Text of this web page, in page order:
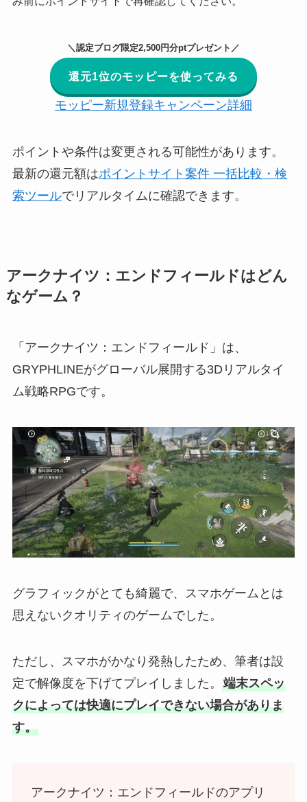
＼認定ブログ限定2,500円分ptプレゼント／
還元1位のモッピーを使ってみる
モッピー新規登録キャンペーン詳細
ポイントや条件は変更される可能性があります。
最新の還元額はポイントサイト案件 一括比較・検
索ツールでリアルタイムに確認できます。
アークナイツ：エンドフィールドはどん
なゲーム？
「アークナイツ：エンドフィールド」は、
GRYPHLINEがグローバル展開する3Dリアルタイ
ム戦略RPGです。
グラフィックがとても綺麗で、スマホゲームとは
思えないクオリティのゲームでした。
ただし、スマホがかなり発熱したため、筆者は設
定で解像度を下げてプレイしました。 端末スペッ
クによっては快適にプレイできない場合がありま
す。
アークナイツ：エンドフィールドのアプリ